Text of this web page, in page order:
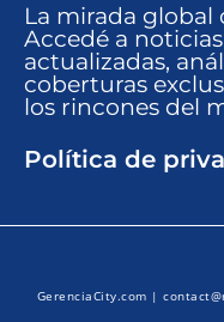
La mirada global
Accedé a
actualizadas,
coberturas
los rincones del
Política de
GerenciaCity.com |